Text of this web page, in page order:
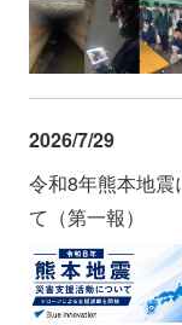
2026/7/29
令和8年熊本地
て（第一報）